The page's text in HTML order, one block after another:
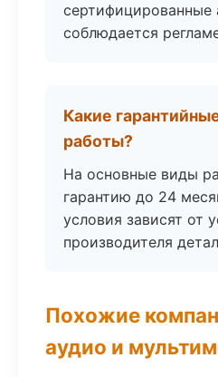
сертифицированные
соблюдается
Какие
работы?
На основные виды
гарантию до 24
условия зависят от
производителя
Похожие
аудио и